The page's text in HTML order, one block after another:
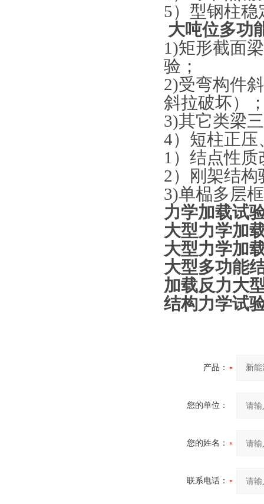
5）型钢柱
大吨位多功
1)矩形截面
验；
2)受弯构件
斜拉破坏）
3)其它类梁
4）短柱正压
1）结点性
2）刚架结
3)单榀多层
力学加载试
大型力学加
大型力学加
大型多功能
加载反力大
结构力学试
产品：
您的单位：
您的姓名：
联系电话：